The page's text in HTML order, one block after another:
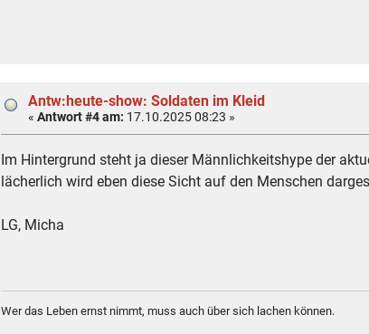
Antw:heute-show: Soldaten im Kleid
«Antwort #4 am: 17.10.2025 08:23 »
Im Hintergrund steht ja dieser Männlichkeitshype der
lächerlich wird eben diese Sicht auf den Menschen
LG, Micha
Wer das Leben ernst nimmt, muss auch über sich lachen können.